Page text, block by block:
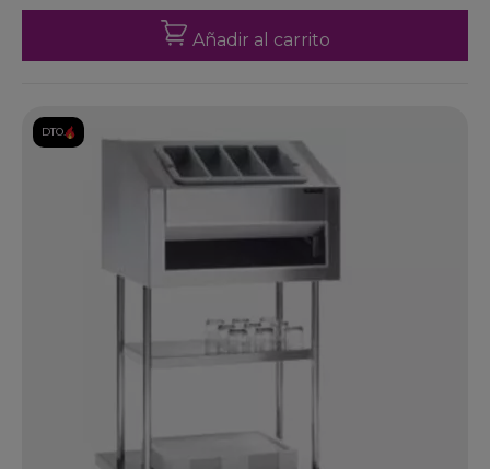
Añadir al carrito
DTO.